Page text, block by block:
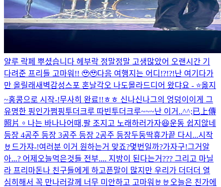
얄루 락페 뿌셨습니다 헤 부락 정말정말 고생많았어 오랜시간 기
다려준 프리들 고마워!! 🥹🥹다음 여행지는 어디!?!?!난 여기다가
만 올릴래새벽감성스포 혼날각오 나도몰라드디어 왔댜요 - ⭐️옳지
~홍콩으로 시작-!무사히 완료!!ㅎㅎ 신나신나그의 엉덩이 이게 그
유명한 핑인가쩜핑투더크루 따빈투더크루~~~난 이거..^^;已上傳
照片。 나는 바나나어때,팔 조지고 노래하러가자😆운동 쉽지않네
등장 4공주 등장 3공주 등장 2공주 등장두둥딱휴가끝 다시...시작
🤘 드가쟈-!여러분 이거 원하는거 맞죠?몇번일까?가자구!그거알
아...? 어제오늘먹은것들 전부.... 지방이 된다는거??? 그리고 마닐
라 프리마돈나 친구들에게 하고픈말이 많지만 우리가 더더더 열
심히해서 꼭 만나러갈께 너무 미안하고 고마워🤘🤘 오늘은 친가에